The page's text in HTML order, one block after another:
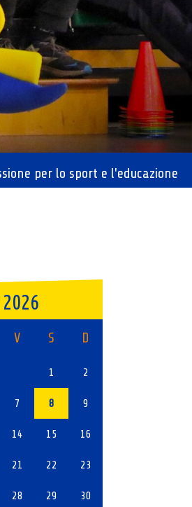
per lo sport e l'educazione
V S D
1 2
7 8 9
14 15 16
21 22 23
28 29 30